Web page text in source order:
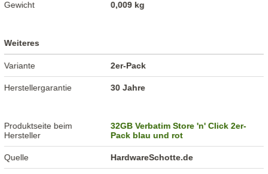
Gewicht 0,009 kg
Weiteres
Variante 2er-Pack
Herstellergarantie 30 Jahre
Produktseite beim
Hersteller
32GB Verbatim Store 'n' Click 2er-
Pack blau und rot
Quelle HardwareSchotte.de